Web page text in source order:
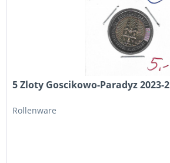
5 Zloty Goscikowo-Paradyz 2023-2
Rollenware